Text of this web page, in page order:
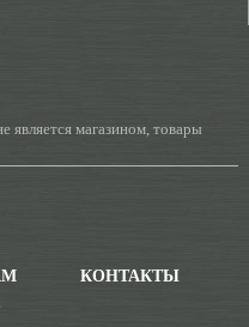
является магазином, товары
КОНТАКТЫ